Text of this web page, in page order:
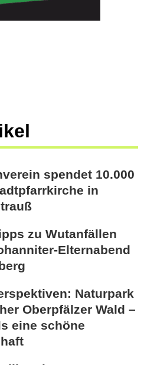
spendet 10.000
in
zu Wutanfällen
Elternabend
Naturpark
Oberpfälzer Wald –
eine schöne